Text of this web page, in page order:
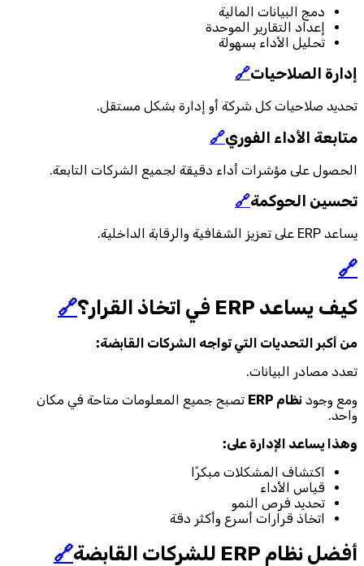
دمج البيانات المالية
إعداد التقارير الموحدة
تحليل الأداء بسهولة
إدارة الصلاحيات🔗
تحديد صلاحيات كل شركة أو إدارة بشكل مستقل.
متابعة الأداء الفوري🔗
الحصول على مؤشرات أداء دقيقة لجميع الشركات التابعة.
تحسين الحوكمة🔗
يساعد ERP على تعزيز الشفافية والرقابة الداخلية.
🔗
كيف يساعد ERP في اتخاذ القرار؟
🔗
من أكبر التحديات التي تواجه الشركات القابضة:
تعدد مصادر البيانات.
ومع وجود نظام ERP
تصبح جميع المعلومات متاحة في مكان
واحد.
وهذا يساعد الإدارة على:
اكتشاف المشكلات مبكرًا
قياس الأداء
تحديد فرص النمو
اتخاذ قرارات أسرع وأكثر دقة
أفضل نظام ERP للشركات القابضة 🔗